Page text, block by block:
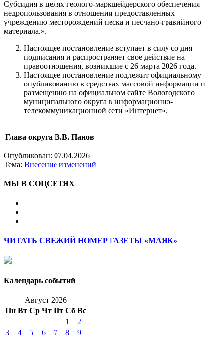
Субсидия в целях геолого-маркшейдерского обеспечения
недропользования в отношении предоставленных
учреждению месторождений песка и песчано-гравийного
материала.».
Настоящее постановление вступает в силу со дня
подписания и распространяет свое действие на
правоотношения, возникшие с 26 марта 2026 года.
Настоящее постановление подлежит официальному
опубликованию в средствах массовой информации и
размещению на официальном сайте Вологодского
муниципального округа в информационно-
телекоммуникационной сети «Интернет».
Глава округа В.В. Панов
Опубликован: 07.04.2026
Тема: Внесение изменений
МЫ В СОЦСЕТЯХ
ЧИТАТЬ СВЕЖИЙ НОМЕР ГАЗЕТЫ «МАЯК»
Календарь событий
Август 2026
Пн Вт Ср Чт Пт Сб Вс
1
2
3
4 5 6 7 8 9